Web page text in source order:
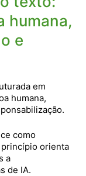
humana,
e
em
humana,
como
orienta
a
de IA.